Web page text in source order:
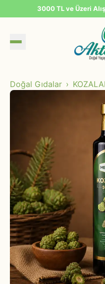
3000 TL ve Üzeri
Doğal Gıdalar